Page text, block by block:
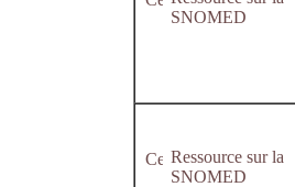
SNOMED
Ressource sur la
SNOMED